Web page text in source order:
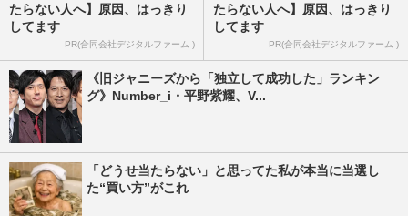
たらない人へ】原因、はっきり
してます
PR(合同会社デジタルファーム )
たらない人へ】原因、はっきり
してます
PR(合同会社デジタルファーム )
《旧ジャニーズから「独立して成功した」ランキン
グ》Number_i・平野紫耀、V...
「どうせ当たらない」と思ってた私が本当に当選し
た“買い方”がこれ